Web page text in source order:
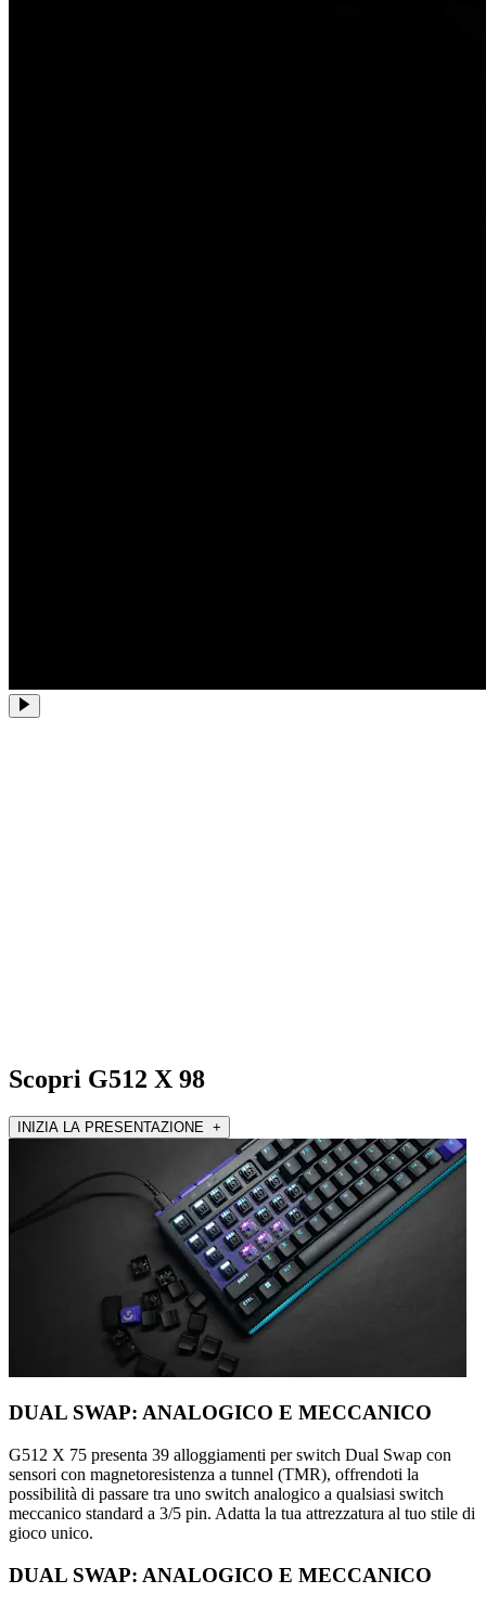
Scopri G512 X 98
INIZIA LA PRESENTAZIONE +
DUAL SWAP: ANALOGICO E MECCANICO
G512 X 75 presenta 39 alloggiamenti per switch Dual Swap con
sensori con magnetoresistenza a tunnel (TMR), offrendoti la
possibilità di passare tra uno switch analogico a qualsiasi switch
meccanico standard a 3/5 pin. Adatta la tua attrezzatura al tuo stile di
gioco unico.
DUAL SWAP: ANALOGICO E MECCANICO